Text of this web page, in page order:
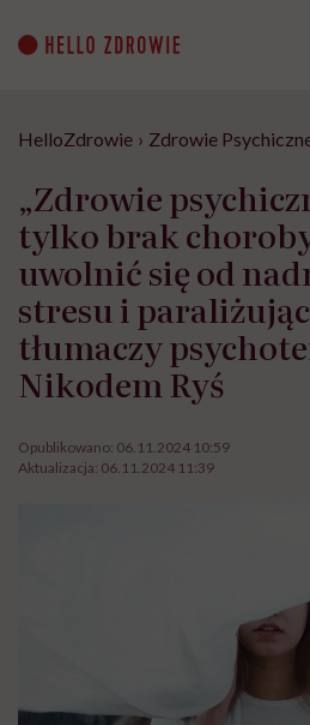
content
HelloZdrowie › Zdrowie
„Zdrowie
tylko brak
uwolnić się od
stresu i
tłumaczy
Nikodem Ryś
Opublikowano: 06.11.2024 10:59
Aktualizacja: 06.11.2024 11:39